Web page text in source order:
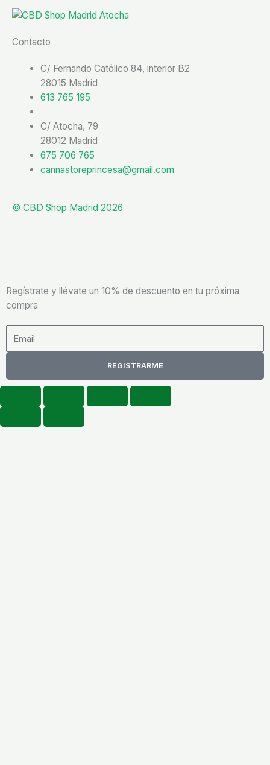
o
k
Contacto
C/ Fernando Católico 84, interior B2
28015 Madrid
613 765 195
C/ Atocha, 79
28012 Madrid
675 706 765
cannastoreprincesa@gmail.com
© CBD Shop Madrid 2026
Regístrate y llévate un 10% de descuento en tu próxima
compra
REGISTRARME